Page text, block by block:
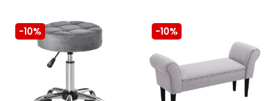
-10% -10%